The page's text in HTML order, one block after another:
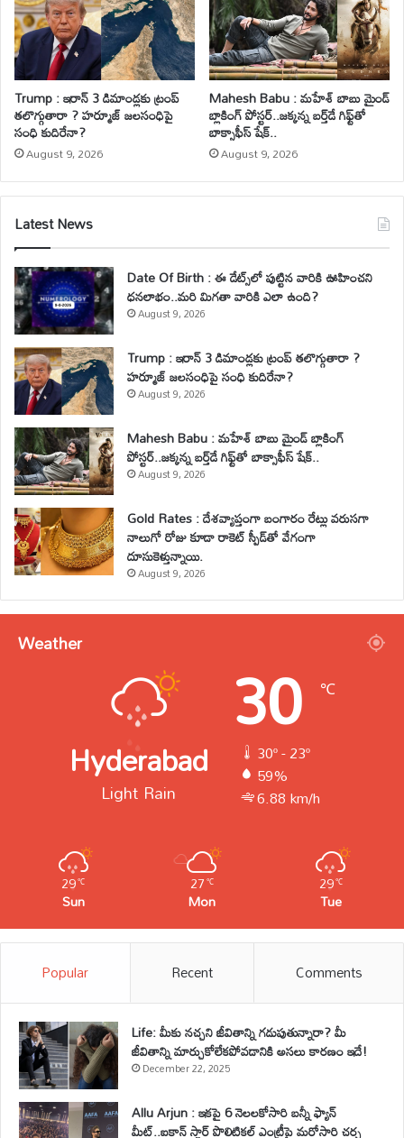
Trump : ఇరాన్ 3 డిమాండ్లకు ట్రంప్
తలొగ్గుతారా ? హర్మూజ్ జలసంధిపై
సంధి కుదిరేనా?
August 9, 2026
Mahesh Babu : మహేశ్‌ బాబు మైండ్
బ్లాకింగ్ పోస్టర్..జక్కన్న బర్త్‌డే గిఫ్ట్‌తో
బాక్సాఫీస్ షేక్..
August 9, 2026
Latest News
Date Of Birth : ఈ డేట్స్‌లో పుట్టిన వారికి ఊహించని
ధనలాభం..మరి మిగతా వారికి ఎలా ఉంది?
August 9, 2026
Trump : ఇరాన్ 3 డిమాండ్లకు ట్రంప్ తలొగ్గుతారా ?
హర్మూజ్ జలసంధిపై సంధి కుదిరేనా?
August 9, 2026
Mahesh Babu : మహేశ్‌ బాబు మైండ్ బ్లాకింగ్
పోస్టర్..జక్కన్న బర్త్‌డే గిఫ్ట్‌తో బాక్సాఫీస్ షేక్..
August 9, 2026
Gold Rates : దేశవ్యాప్తంగా బంగారం రేట్లు వరుసగా
నాలుగో రోజు కూడా రాకెట్ స్పీడ్‌తో వేగంగా
దూసుకెళ్తున్నాయి.
August 9, 2026
Weather
Hyderabad
Light Rain
30 ℃
30º - 23º
59%
6.88 km/h
29℃
Sun
27℃
Mon
29℃
Tue
Popular Recent Comments
Life: మీకు నచ్చని జీవితాన్ని గడుపుతున్నారా? మీ
జీవితాన్ని మార్చుకోలేకపోవడానికి అసలు కారణం ఇదే!
December 22, 2025
Allu Arjun : ఇకపై 6 నెలలకోసారి బన్నీ ఫ్యాన్
మీట్..ఐకాన్ స్టార్ పొలిటికల్ ఎంట్రీపై మరోసారి చర్చ